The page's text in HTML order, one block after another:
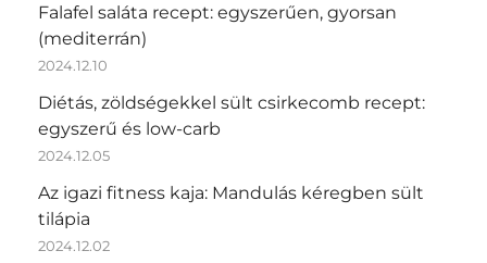
Falafel saláta recept: egyszerűen, gyorsan
(mediterrán)
2024.12.10
Diétás, zöldségekkel sült csirkecomb recept:
egyszerű és low-carb
2024.12.05
Az igazi fitness kaja: Mandulás kéregben sült
tilápia
2024.12.02